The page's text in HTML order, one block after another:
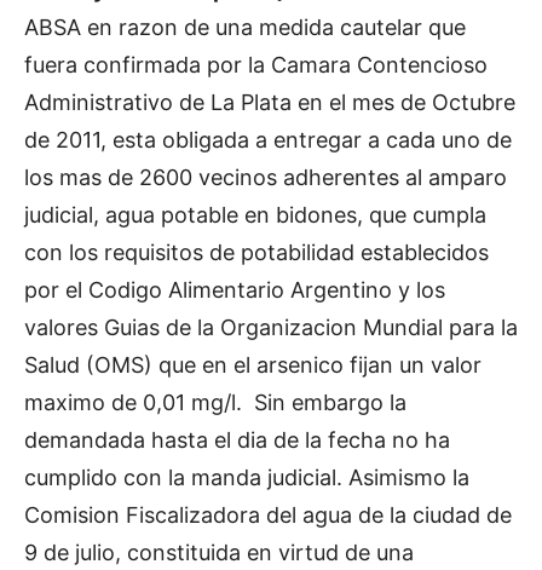
ABSA en razon de una medida cautelar que
fuera confirmada por la Camara Contencioso
Administrativo de La Plata en el mes de Octubre
de 2011, esta obligada a entregar a cada uno de
los mas de 2600 vecinos adherentes al amparo
judicial, agua potable en bidones, que cumpla
con los requisitos de potabilidad establecidos
por el Codigo Alimentario Argentino y los
valores Guias de la Organizacion Mundial para la
Salud (OMS) que en el arsenico fijan un valor
maximo de 0,01 mg/l. Sin embargo la
demandada hasta el dia de la fecha no ha
cumplido con la manda judicial. Asimismo la
Comision Fiscalizadora del agua de la ciudad de
9 de julio, constituida en virtud de una